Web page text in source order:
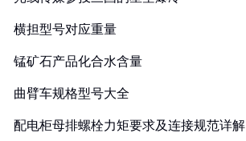
横担型号对应重量
锰矿石产品化合水含量
曲臂车规格型号大全
配电柜母排螺栓力矩要求及连接规范详解